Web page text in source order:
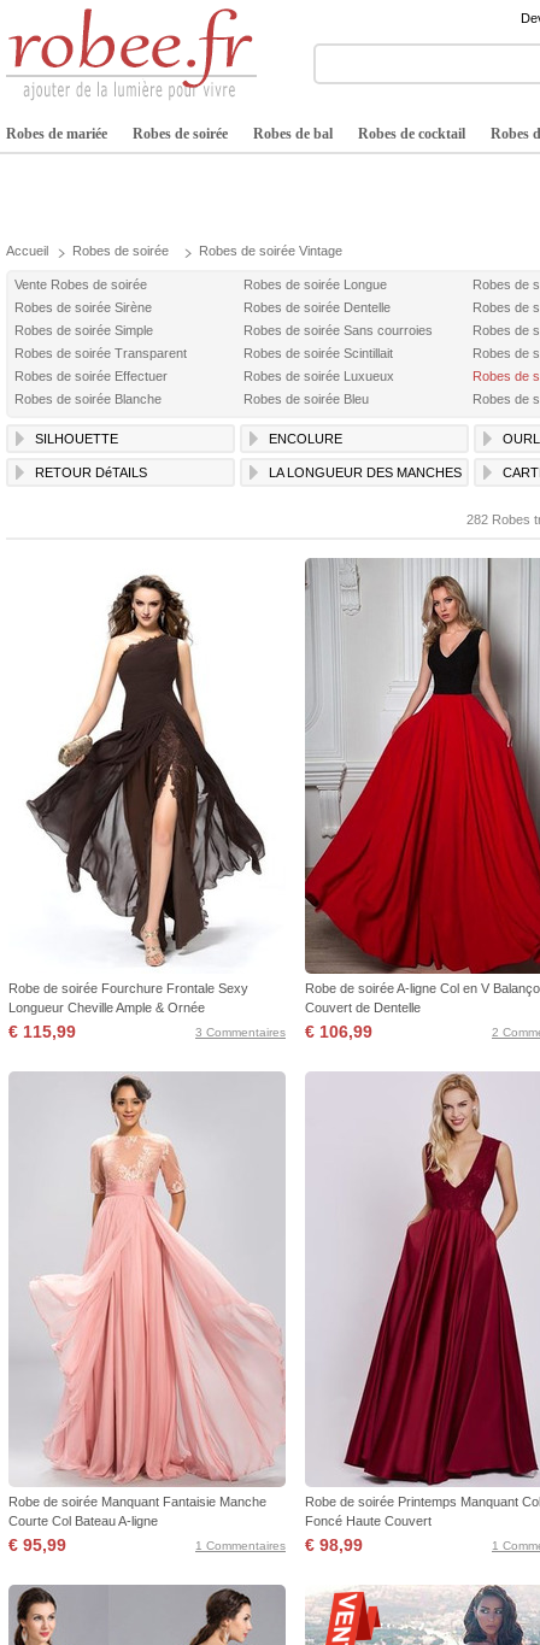
Robes de mariée Robes de soirée Robes de bal Robes de cocktail Robes
Accueil Robes de soirée Robes de soirée Vintage
Vente Robes de soirée Robes de soirée Longue
Robes de
Robes de soirée Sirène
Robes de soirée Dentelle
Robes de
Robes de soirée Simple
Robes de soirée Sans courroies
Robes de
Robes de soirée Transparent
Robes de soirée Scintillait
Robes de
Robes de soirée Effectuer
Robes de soirée Luxueux
Robes de
Robes de soirée Blanche
Robes de soirée Bleu Robes de
SILHOUETTE ENCOLURE
RETOUR DéTAILS LA LONGUEUR DES MANCHES
282 Robes
Robe de soirée Fourchure Frontale Sexy
Longueur Cheville Ample & Ornée
€ 115,99 3 Commentaires
Robe de soirée A-ligne Col en V
Couvert de Dentelle
€ 106,99 2
Robe de soirée Manquant Fantaisie Manche
Courte Col Bateau A-ligne
€ 95,99 1 Commentaires
Robe de soirée Printemps Manquant
Foncé Haute Couvert
€ 98,99 1